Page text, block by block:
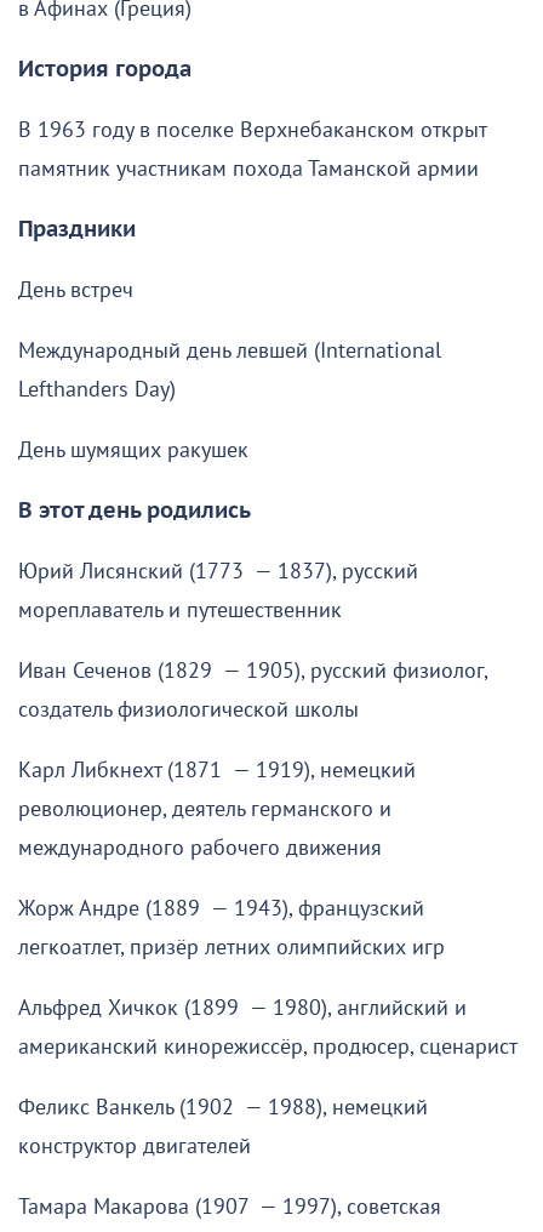
в Афинах (Греция)
История города
В 1963 году в поселке Верхнебаканском открыт
памятник участникам похода Таманской армии
Праздники
День встреч
Международный день левшей (International
Lefthanders Day)
День шумящих ракушек
В этот день родились
Юрий Лисянский (1773 — 1837), русский
мореплаватель и путешественник
Иван Сеченов (1829 — 1905), русский физиолог,
создатель физиологической школы
Карл Либкнехт (1871 — 1919), немецкий
революционер, деятель германского и
международного рабочего движения
Жорж Андре (1889 — 1943), французский
легкоатлет, призёр летних олимпийских игр
Альфред Хичкок (1899 — 1980), английский и
американский кинорежиссёр, продюсер, сценарист
Феликс Ванкель (1902 — 1988), немецкий
конструктор двигателей
Тамара Макарова (1907 — 1997), советская